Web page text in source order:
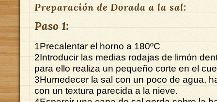
Preparación de Dorada a la sal:
Paso 1:
1Precalentar el horno a 180ºC
2Introducir las medias rodajas de limón
para ello realiza un pequeño corte en el
3Humedecer la sal con un poco de agua,
con un textura parecida a la nieve.